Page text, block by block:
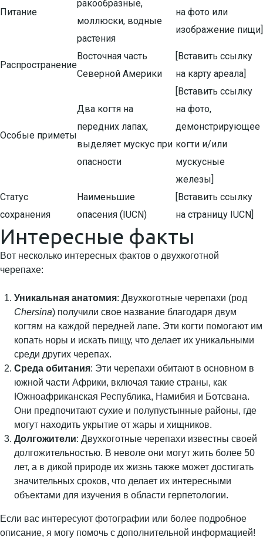
Питание
ракообразные,
моллюски, водные
растения
на фото или
изображение пищи]
Распространение
Восточная часть
Северной Америки
[Вставить ссылку
на карту ареала]
Особые приметы
Два когтя на
передних лапах,
выделяет мускус при
опасности
[Вставить ссылку
на фото,
демонстрирующее
когти и/или
мускусные
железы]
Статус
сохранения
Наименьшие
опасения (IUCN)
[Вставить ссылку
на страницу IUCN]
Интересные факты
Вот несколько интересных фактов о двухкоготной
черепахе:
Уникальная анатомия: Двухкоготные черепахи (род
Chersina) получили свое название благодаря двум
когтям на каждой передней лапе. Эти когти помогают им
копать норы и искать пищу, что делает их уникальными
среди других черепах.
Среда обитания: Эти черепахи обитают в основном в
южной части Африки, включая такие страны, как
Южноафриканская Республика, Намибия и Ботсвана.
Они предпочитают сухие и полупустынные районы, где
могут находить укрытие от жары и хищников.
Долгожители: Двухкоготные черепахи известны своей
долгожительностью. В неволе они могут жить более 50
лет, а в дикой природе их жизнь также может достигать
значительных сроков, что делает их интересными
объектами для изучения в области герпетологии.
Если вас интересуют фотографии или более подробное
описание, я могу помочь с дополнительной информацией!